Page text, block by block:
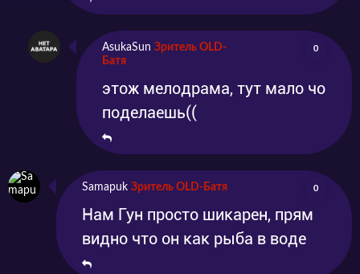
AsukaSun Зритель OLD-
Батя
0
этож мелодрама, тут мало чо
поделаешь((
Samapuk Зритель OLD-Батя 0
Нам Гун просто шикарен, прям
видно что он как рыба в воде